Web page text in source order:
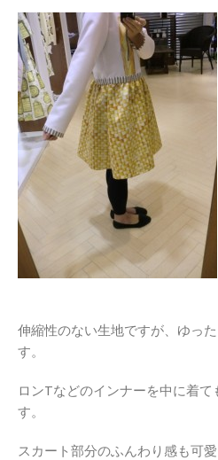
伸縮性のない生地ですが、ゆっ
す。
ロンTなどのインナーを中に着
す。
スカート部分のふんわり感も可